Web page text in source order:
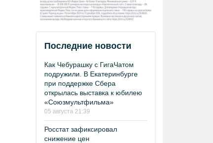
Последние новости
Как Чебурашку с ГигаЧатом
подружили. В Екатеринбурге
при поддержке Сбера
открылась выставка к юбилею
«Союзмультфильма»
05 августа 21:39
Росстат зафиксировал
снижение цен